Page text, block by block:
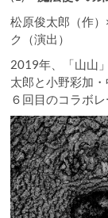
松原俊太郎（作
ク（演出）
2019年、「山山
太郎と小野彩加
６回目のコラボレ